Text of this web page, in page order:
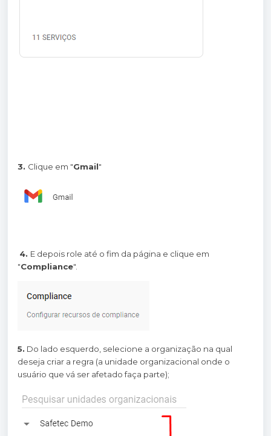
3. Clique em "Gmail"
4. E depois role até o fim da página e clique em
"Compliance".
5. Do lado esquerdo, selecione a organização na qual
deseja criar a regra (a unidade organizacional onde o
usuário que vá ser afetado faça parte);